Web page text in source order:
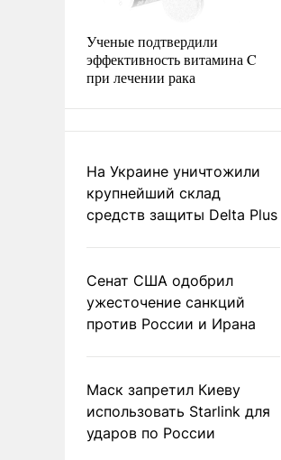
Ученые подтвердили
эффективность витамина C
при лечении рака
На Украине уничтожили
крупнейший склад
средств защиты Delta Plus
Сенат США одобрил
ужесточение санкций
против России и Ирана
Маск запретил Киеву
использовать Starlink для
ударов по России